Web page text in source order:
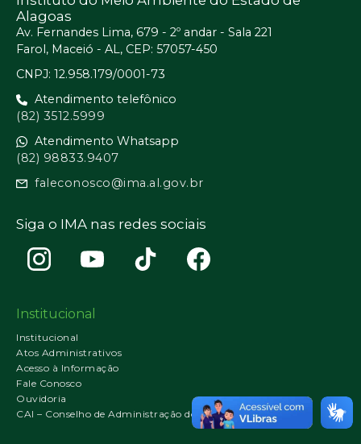
Alagoas
Av. Fernandes Lima, 679 - 2º andar - Sala 221
Farol, Maceió - AL, CEP: 57057-450
CNPJ: 12.958.179/0001-73
Atendimento telefônico
(82) 3512.5999
Atendimento Whatsapp
(82) 98833.9407
faleconosco@ima.al.gov.br
Siga o IMA nas redes sociais
Institucional
Institucional
Atos Administrativos
Acesso à Informação
Fale Conosco
Ouvidoria
CAI – Conselho de Administração do IMA